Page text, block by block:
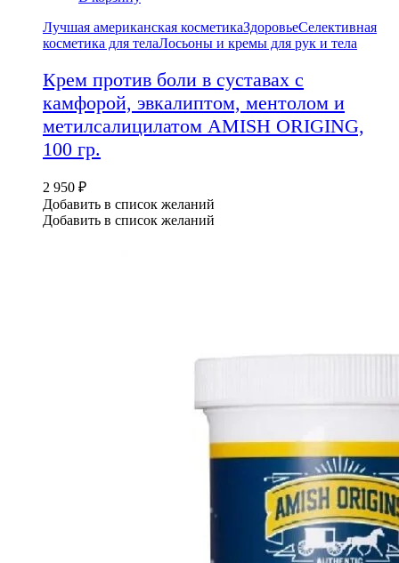
Лучшая американская косметикаЗдоровьеСелективная
косметика для телаЛосьоны и кремы для рук и тела
Крем против боли в суставах с
камфорой, эвкалиптом, ментолом и
метилсалицилатом AMISH ORIGING,
100 гр.
2 950 ₽
Добавить в список желаний
Добавить в список желаний